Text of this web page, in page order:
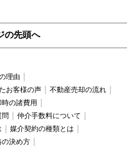
の先頭へ
理由
お客様の声
不動産売却の流れ
の諸費用
問
仲介手数料について
媒介契約の種類とは
決め方